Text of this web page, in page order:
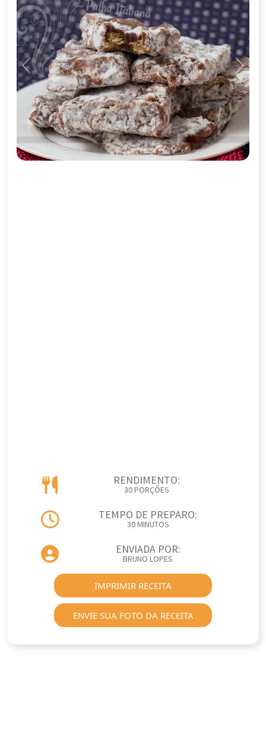
Previous Next
RENDIMENTO:
30 PORÇÕES
TEMPO DE PREPARO:
30 MINUTOS
ENVIADA POR:
BRUNO LOPES
IMPRIMIR RECEITA
ENVIE SUA FOTO DA RECEITA